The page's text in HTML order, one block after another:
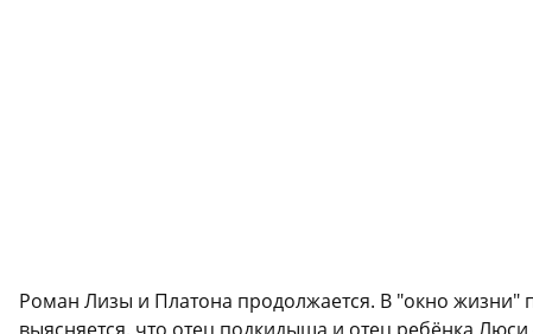
Роман Лизы и Платона продолжается. В "окно